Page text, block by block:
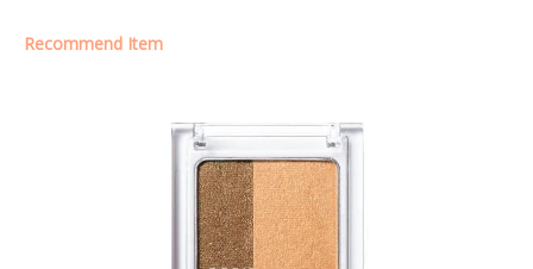
Recommend Item